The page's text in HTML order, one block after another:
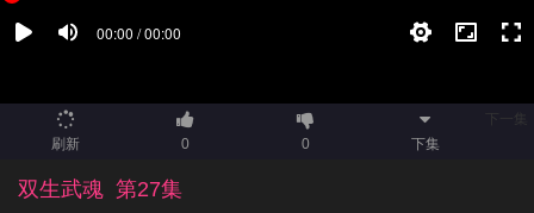
刷新 0 0 下集
双生武魂 第27集